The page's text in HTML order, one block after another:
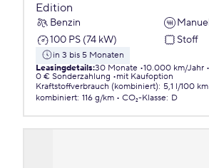
Edition
Benzin
100 PS (74 kW)
Stoff
in 3 bis 5 Monaten
Leasingdetails:30 Monate 10.000 km/Jahr
0 € Sonderzahlung
mit Kaufoption
Kraftstoffverbrauch (kombiniert): 5,1 l/100 km
kombiniert: 116 g/km CO₂-Klasse: D